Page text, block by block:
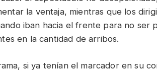
la ventaja, mientras que los
iban hacia el frente para no ser
en la cantidad de arribos.
si ya tenían el marcador en su